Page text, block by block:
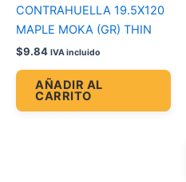
CONTRAHUELLA 19.5X120
MAPLE MOKA (GR) THIN
$9.84 IVA incluido
AÑADIR AL
CARRITO